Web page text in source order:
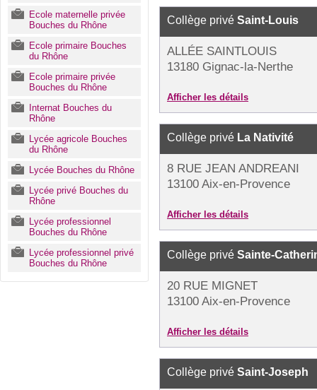
Ecole maternelle privée
Bouches du Rhône
Ecole primaire Bouches
du Rhône
Ecole primaire privée
Bouches du Rhône
Internat Bouches du
Rhône
Lycée agricole Bouches
du Rhône
Lycée Bouches du Rhône
Lycée privé Bouches du
Rhône
Lycée professionnel
Bouches du Rhône
Lycée professionnel privé
Bouches du Rhône
Collège privé Saint-Louis
ALLÉE SAINTLOUIS
13180 Gignac-la-Nerthe
Afficher les détails
Collège privé La Nativité
8 RUE JEAN ANDREANI
13100 Aix-en-Provence
Afficher les détails
Collège privé Sainte-
20 RUE MIGNET
13100 Aix-en-Provence
Afficher les détails
Collège privé Saint-Joseph